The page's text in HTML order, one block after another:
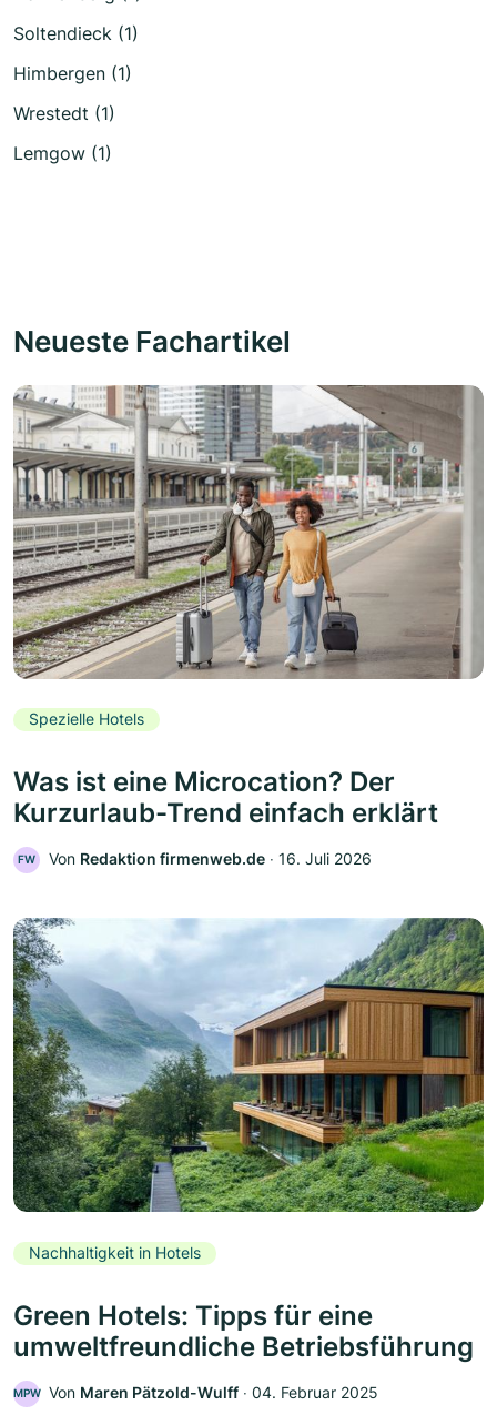
Soltendieck (1)
Himbergen (1)
Wrestedt (1)
Lemgow (1)
Neueste Fachartikel
Spezielle Hotels
Was ist eine Microcation? Der
Kurzurlaub-Trend einfach erklärt
FW Von Redaktion firmenweb.de ‧ 16. Juli 2026
Nachhaltigkeit in Hotels
Green Hotels: Tipps für eine
umweltfreundliche Betriebsführung
MPW Von Maren Pätzold-Wulff ‧ 04. Februar 2025